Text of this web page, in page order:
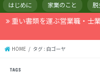
はじめに 家業のこと
重い書類を運ぶ営業職・士
HOME タグ : 白ゴーヤ